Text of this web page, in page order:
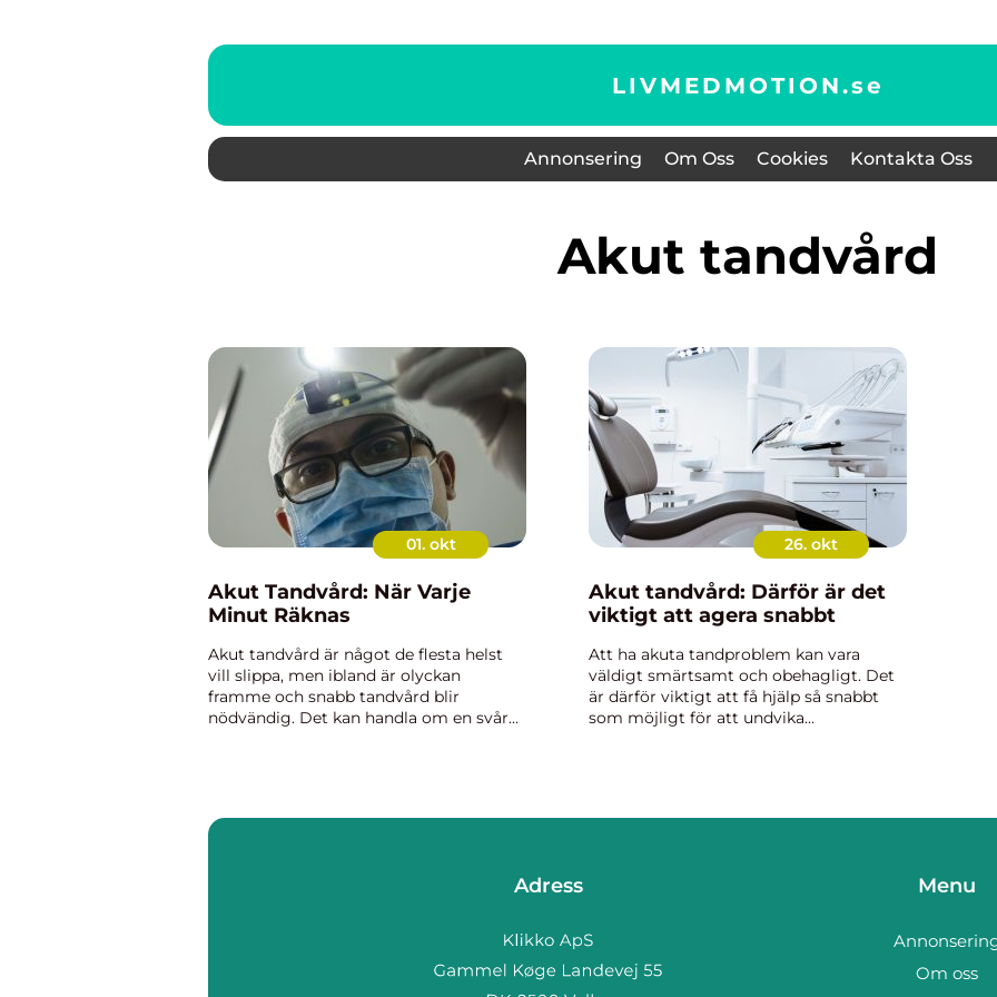
LIVMEDMOTION.se
Annonsering Om Oss Cookies Kontakta Oss
akut tandvård
01. okt
Akut Tandvård: När Varje
Minut Räknas
Akut tandvård är något de flesta helst
vill slippa, men ibland är olyckan
framme och snabb tandvård blir
nödvändig. Det kan handla om en svår
26. okt
Akut tandvård: Därför är det
viktigt att agera snabbt
Att ha akuta tandproblem kan vara
väldigt smärtsamt och obehagligt. Det
är därför viktigt att få hjälp så snabbt
som möjligt för att undvika
Adress Menu
Om oss